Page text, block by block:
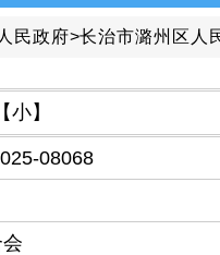
民政府>长治市潞州区人
【小】
08068